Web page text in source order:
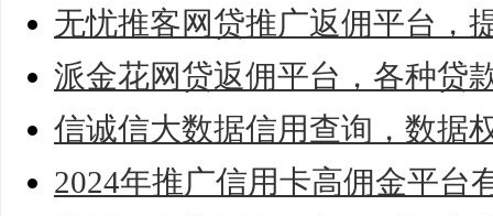
无忧推客网贷推广返佣平台，
派金花网贷返佣平台，各种贷
信诚信大数据信用查询，数据
2024年推广信用卡高佣金平台